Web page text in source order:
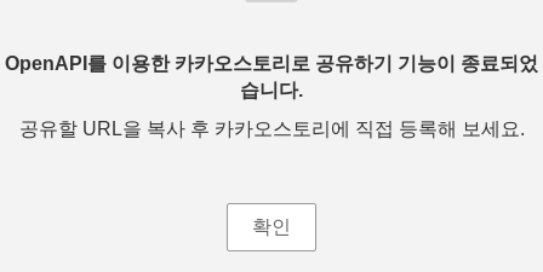
OpenAPI를 이용한 카카오스토리로 공유하기 기능이 종료되었
습니다.
공유할 URL을 복사 후 카카오스토리에 직접 등록해 보세요.
확인